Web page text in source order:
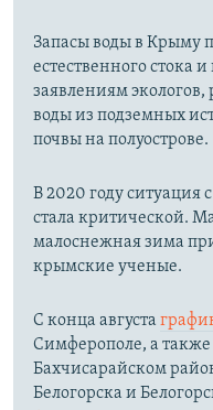
Запасы воды в Крыму
естественного стока
заявлениям экологов,
воды из подземных
почвы на полуострове.
В 2020 году
стала критической.
малоснежная зима
крымские ученые.
С конца августа
Симферополе, а
Бахчисарайском
Белогорска и